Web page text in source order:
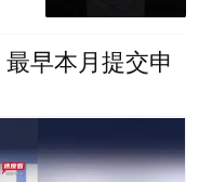
早本月提交申